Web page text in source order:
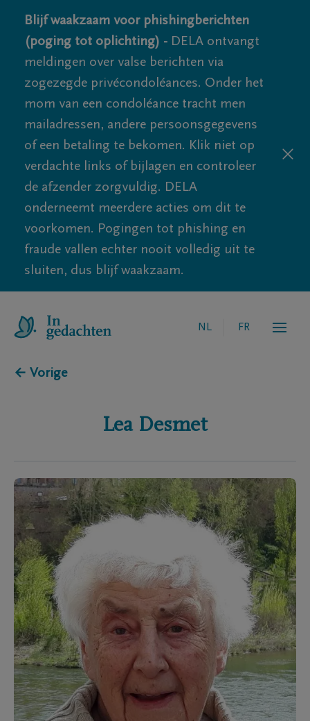
Blijf waakzaam voor phishingberichten
(poging tot oplichting) - DELA ontvangt
meldingen over valse berichten via
zogezegde privécondoléances. Onder het
mom van een condoléance tracht men
mailadressen, andere persoonsgegevens
of een betaling te bekomen. Klik niet op
verdachte links of bijlagen en controleer
de afzender zorgvuldig. DELA
onderneemt meerdere acties om dit te
voorkomen. Pogingen tot phishing en
fraude vallen echter nooit volledig uit te
sluiten, dus blijf waakzaam.
NL FR
← Vorige
Lea Desmet